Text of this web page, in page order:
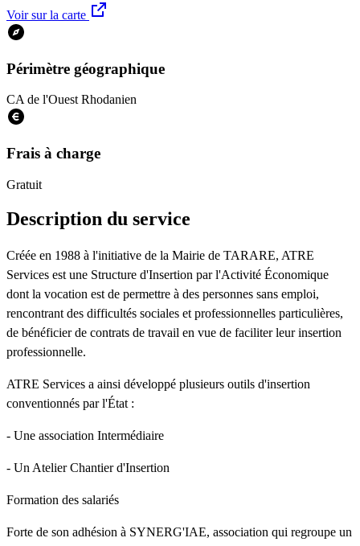
Voir sur la carte
Périmètre géographique
CA de l'Ouest Rhodanien
Frais à charge
Gratuit
Description du service
Créée en 1988 à l'initiative de la Mairie de TARARE, ATRE
Services est une Structure d'Insertion par l'Activité Économique
dont la vocation est de permettre à des personnes sans emploi,
rencontrant des difficultés sociales et professionnelles particulières,
de bénéficier de contrats de travail en vue de faciliter leur insertion
professionnelle.
ATRE Services a ainsi développé plusieurs outils d'insertion
conventionnés par l'État :
- Une association Intermédiaire
- Un Atelier Chantier d'Insertion
Formation des salariés
Forte de son adhésion à SYNERG'IAE, association qui regroupe un